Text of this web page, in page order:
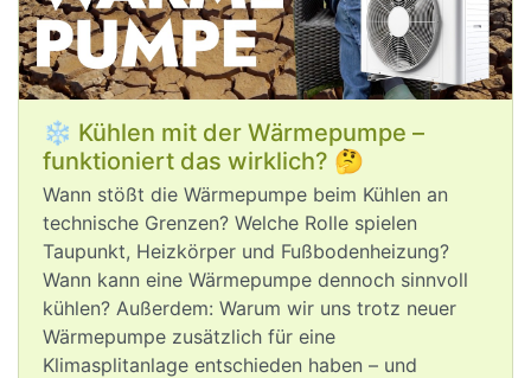
die Welt bei einer Erhitzung von 2°C
oder 3°C aussieht, oder nutzen wir die
Chancen, die wirksamer # Klimaschutz
für unsere Wirtschaft und unser Land
bietet?
Aug 5, 2026
❄️ Kühlen mit der Wärmepumpe –
funktioniert das wirklich? 🤔
Wann stößt die Wärmepumpe beim Kühlen an
technische Grenzen? Welche Rolle spielen
Taupunkt, Heizkörper und Fußbodenheizung?
Wann kann eine Wärmepumpe dennoch sinnvoll
kühlen? Außerdem: Warum wir uns trotz neuer
Wärmepumpe zusätzlich für eine
Klimasplitanlage entschieden haben – und